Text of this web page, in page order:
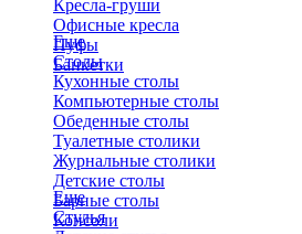
Кресла-груши
Офисные кресла
Пуфы
Банкетки
Еще
Столы
Кухонные столы
Компьютерные столы
Обеденные столы
Туалетные столики
Журнальные столики
​Детские столы
Барные столы
Консоли
Еще
Стулья